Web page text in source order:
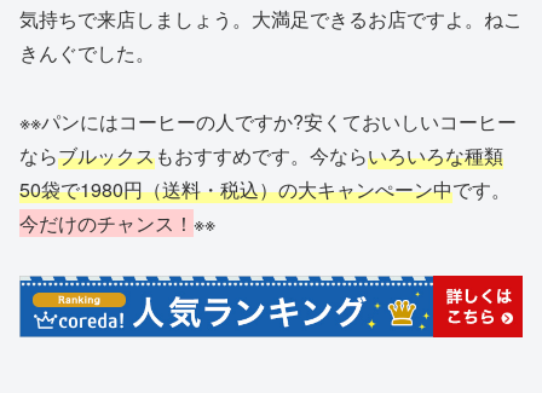
気持ちで来店しましょう。大満足できるお店ですよ。ねこ
きんぐでした。
※※パンにはコーヒーの人ですか?安くておいしいコーヒー
ならブルックスもおすすめです。今ならいろいろな種類
50袋で1980円（送料・税込）の大キャンぺーン中です。
今だけのチャンス！ ※※